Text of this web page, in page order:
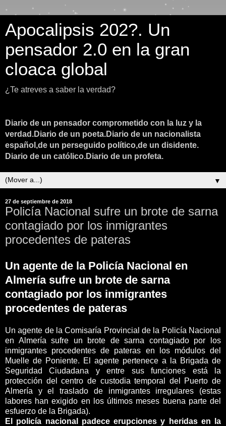
Apocalipsis 202?. Un
pensador 2.0 en la gran
cloaca global
¿Te atreves a saber la verdad?
Diario de un pensador comprometido con la luz y la
verdad.Diario de un poeta.Diario de un nacionalista
español,de un perseguido político,de un disidente.
Diario de un católico.Diario de un profeta.
▼
27 de septiembre de 2018
Policía Nacional sufre un brote de sarna
contagiado por los inmigrantes
procedentes de pateras
Un agente de la Policía Nacional en
Almería sufre un brote de sarna
contagiado por los inmigrantes
procedentes de pateras
Un agente de la Comisaría Provincial de la Policía Nacional
en Almería sufre un brote de sarna contagiado por los
inmigrantes procedentes de pateras en los módulos del
Muelle de Poniente. El agente pertenece a la Brigada de
Seguridad Ciudadana y entre sus funciones está la
protección del centro de custodia temporal del Puerto de
Almería y el traslado de inmigrantes irregulares (estas
labores han exigido en los últimos meses buena parte del
esfuerzo de la Brigada).
El policía nacional padece erupciones y heridas en la